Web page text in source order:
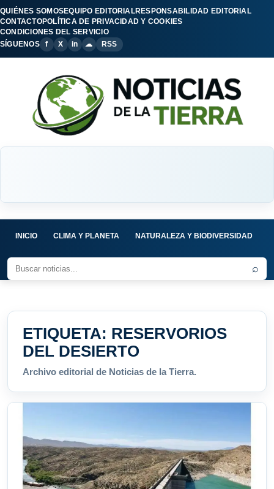
QUIÉNES SOMOSEQUIPO EDITORIALRESPONSABILIDAD EDITORIAL
CONTACTOPOLÍTICA DE PRIVACIDAD Y COOKIES
CONDICIONES DEL SERVICIO
SÍGUENOS
f X in ☁ RSS
INICIO CLIMA Y PLANETA NATURALEZA Y BIODIVERSIDAD
⌕
ETIQUETA: RESERVORIOS
DEL DESIERTO
Archivo editorial de Noticias de la Tierra.